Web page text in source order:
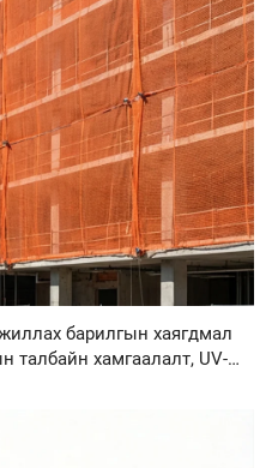
барилгын хаягдмал
талбайн хамгаалалт, UV-